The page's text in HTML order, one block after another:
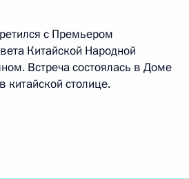
с Премьером
Китайской Народной
Встреча состоялась в Доме
китайской столице.